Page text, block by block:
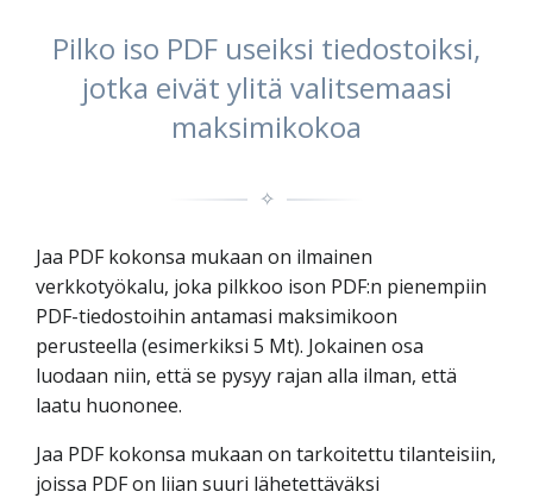
Pilko iso PDF useiksi tiedostoiksi,
jotka eivät ylitä valitsemaasi
maksimikokoa
✧
Jaa PDF kokonsa mukaan on ilmainen
verkkotyökalu, joka pilkkoo ison PDF:n pienempiin
PDF-tiedostoihin antamasi maksimikoon
perusteella (esimerkiksi 5 Mt). Jokainen osa
luodaan niin, että se pysyy rajan alla ilman, että
laatu huononee.
Jaa PDF kokonsa mukaan on tarkoitettu tilanteisiin,
joissa PDF on liian suuri lähetettäväksi